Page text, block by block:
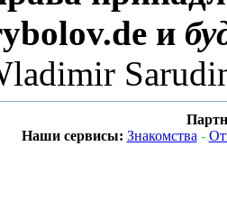
и
Наши сервисы: Знакомства -